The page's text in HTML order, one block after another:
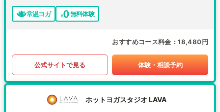
常温ヨガ 無料体験
おすすめコース料金 18,480円
公式サイトで見る 体験・相談予約
ホットヨガスタジオ LAVA